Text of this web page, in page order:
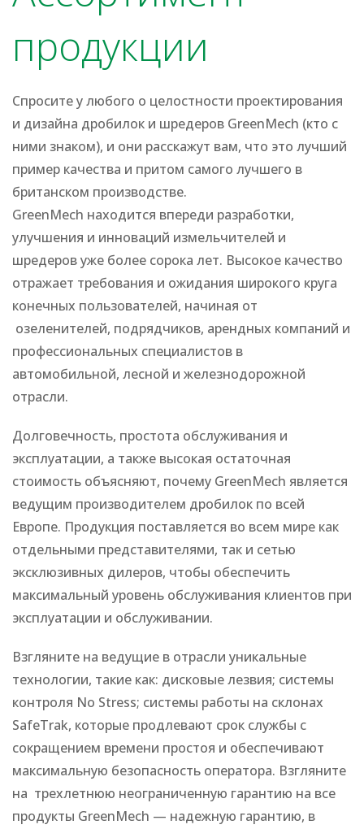
продукции
Спросите у любого о целостности проектирования
и дизайна дробилок и шредеров GreenMech (кто с
ними знаком), и они расскажут вам, что это лучший
пример качества и притом самого лучшего в
британском производстве.
GreenMech находится впереди разработки,
улучшения и инноваций измельчителей и
шредеров уже более сорока лет. Высокое качество
отражает требования и ожидания широкого круга
конечных пользователей, начиная от
озеленителей, подрядчиков, арендных компаний и
профессиональных специалистов в
автомобильной, лесной и железнодорожной
отрасли.
Долговечность, простота обслуживания и
эксплуатации, а также высокая остаточная
стоимость объясняют, почему GreenMech является
ведущим производителем дробилок по всей
Европе. Продукция поставляется во всем мире как
отдельными представителями, так и сетью
эксклюзивных дилеров, чтобы обеспечить
максимальный уровень обслуживания клиентов при
эксплуатации и обслуживании.
Взгляните на ведущие в отрасли уникальные
технологии, такие как: дисковые лезвия; системы
контроля No Stress; системы работы на склонах
SafeTrak, которые продлевают срок службы с
сокращением времени простоя и обеспечивают
максимальную безопасность оператора. Взгляните
на трехлетнюю неограниченную гарантию на все
продукты GreenMech — надежную гарантию, в